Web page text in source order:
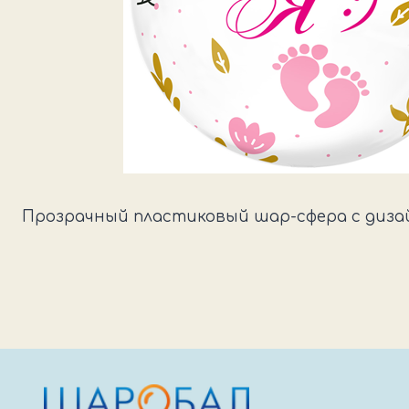
Прозрачный пластиковый шар-сфера с